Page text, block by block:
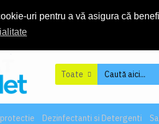
uri pentru a vă asigura că
of false to array is deprecated in/
Toate
Dezinfectanti si Detergenti